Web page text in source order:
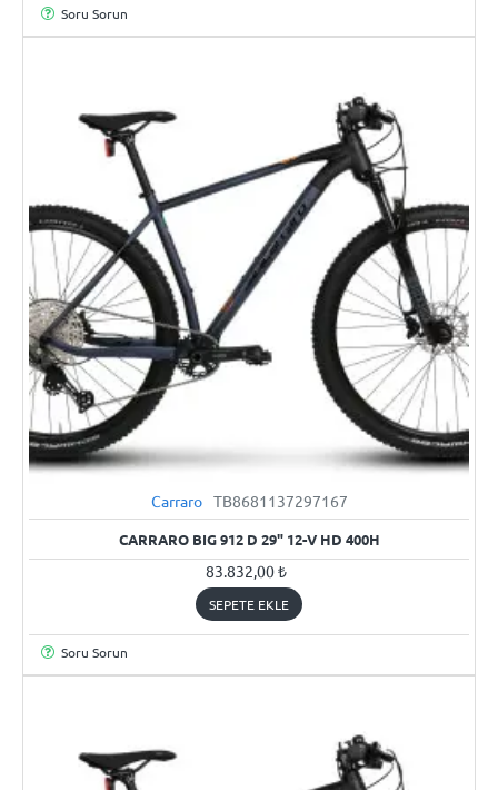
Soru Sorun
Carraro TB8681137297167
CARRARO BIG 912 D 29" 12-V HD 400H
83.832,00 ₺
SEPETE EKLE
Soru Sorun